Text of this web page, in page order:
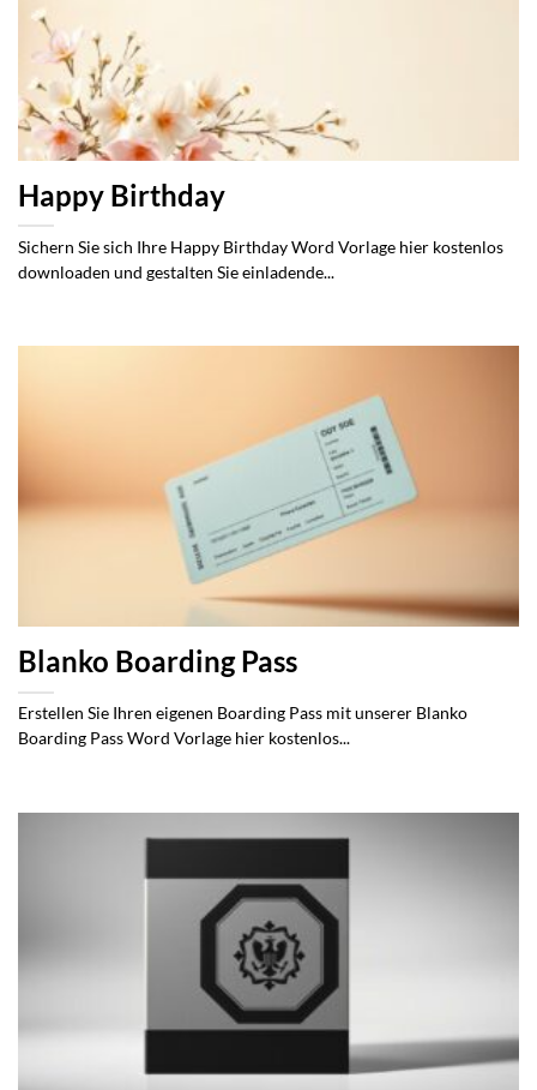
Happy Birthday
Sichern Sie sich Ihre Happy Birthday Word Vorlage hier kostenlos
downloaden und gestalten Sie einladende...
Blanko Boarding Pass
Erstellen Sie Ihren eigenen Boarding Pass mit unserer Blanko
Boarding Pass Word Vorlage hier kostenlos...